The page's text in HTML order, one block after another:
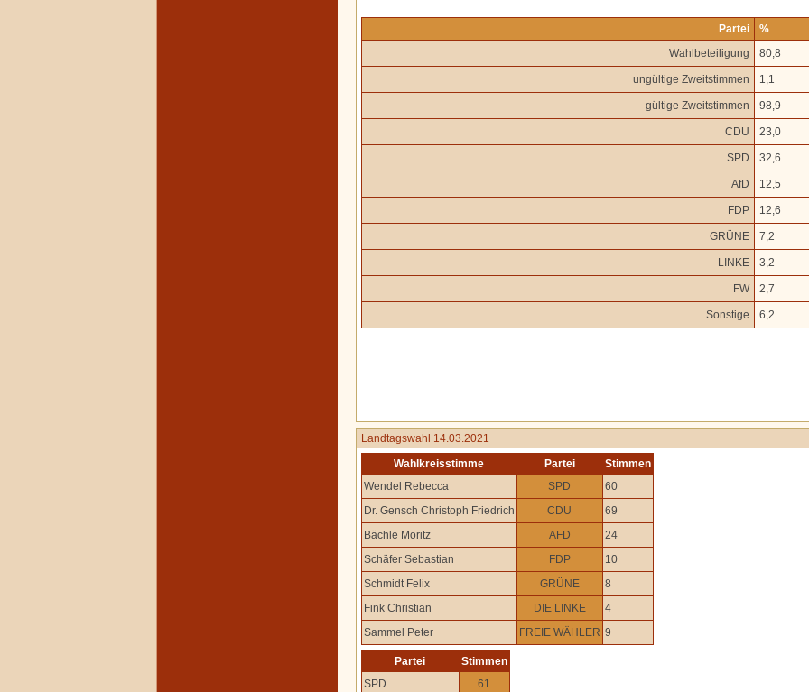
Partei
%
Wahlbeteiligung
80,8
ungültige Zweitstimmen 1,1
gültige Zweitstimmen 98,9
CDU 23,0
SPD 32,6
AfD 12,5
FDP 12,6
GRÜNE 7,2
LINKE 3,2
FW 2,7
Sonstige 6,2
Landtagswahl 14.03.2021
Wahlkreisstimme
Partei
Stimmen
Wendel Rebecca
SPD
60
Dr. Gensch Christoph Friedrich
CDU
69
Bächle Moritz
AFD
24
Schäfer Sebastian
FDP
10
Schmidt Felix
GRÜNE
8
Fink Christian
DIE LINKE
4
Sammel Peter
FREIE WÄHLER 9
Partei
Stimmen
SPD
61